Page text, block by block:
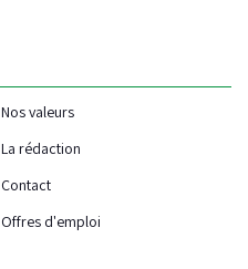
Nos valeurs
La rédaction
Contact
Offres d'emploi